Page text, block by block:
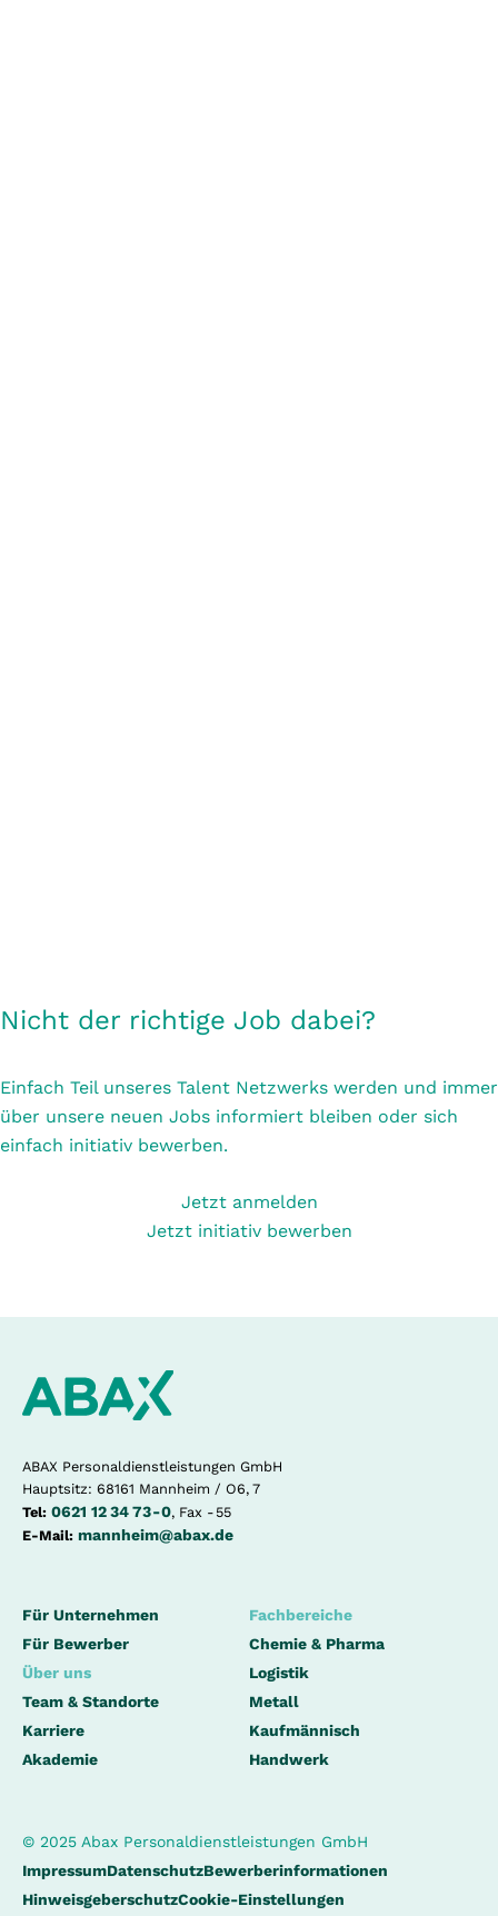
Nicht der richtige Job dabei?
Einfach Teil unseres Talent Netzwerks werden und immer
über unsere neuen Jobs informiert bleiben oder sich
einfach initiativ bewerben.
Jetzt anmelden
Jetzt initiativ bewerben
ABAX Personaldienstleistungen GmbH
Hauptsitz: 68161 Mannheim / O6, 7
Tel: 0621 12 34 73 - 0, Fax - 55
E-Mail: mannheim@abax.de
Für Unternehmen
Für Bewerber
Über uns
Team & Standorte
Karriere
Akademie
Fachbereiche
Chemie & Pharma
Logistik
Metall
Kaufmännisch
Handwerk
© 2025 Abax Personaldienstleistungen GmbH
ImpressumDatenschutzBewerberinformationen
HinweisgeberschutzCookie-Einstellungen